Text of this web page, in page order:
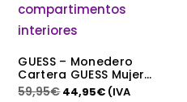
GUESS – Monedero
Cartera GUESS Mujer
Beige Crema Logo
59,95€44,95€ (IVA